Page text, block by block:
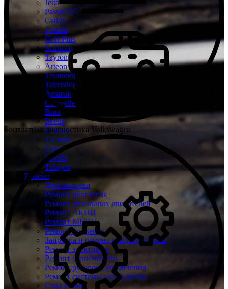
Jetta
Passat CC
Caddy
Touran
Golf Plus
Scirocco
Tayron
Arteon
Teramont
Tavendor
Amarok
Caravelle
Bora
Beetle
Phaeton
T-Cross
Taos
Lavida
Talagon
Ремонт
Диагностика
Ремонт двигателя
Ремонт дизельных двигателей
Ремонт АКПП
Ремонт МКПП
Ремонт подвески
Заправка и ремонт кондиционеров
Ремонт электрики
Ремонт трансмиссии
Ремонт рулевого управления
Ремонт системы охлаждения
Сход развал
Бесплатная диагностика Volkswagen